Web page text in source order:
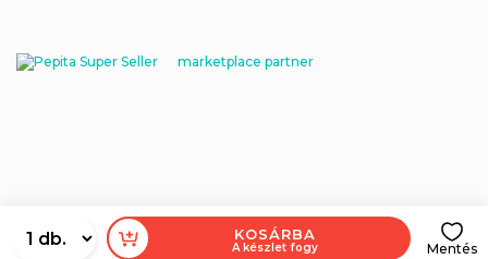
KOSÁRBA
A készlet fogy Mentés
marketplace partner